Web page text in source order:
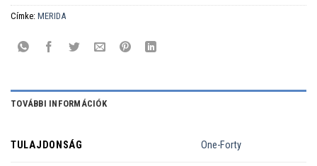
Címke: MERIDA
TOVÁBBI INFORMÁCIÓK
TULAJDONSÁG One-Forty